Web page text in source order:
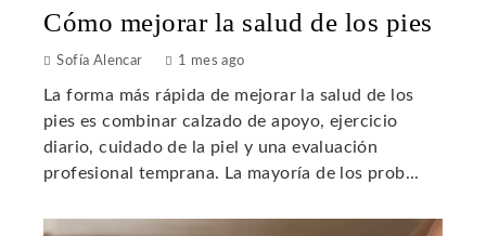
Cómo mejorar la salud de los pies
Sofía Alencar 1 mes ago
La forma más rápida de mejorar la salud de los
pies es combinar calzado de apoyo, ejercicio
diario, cuidado de la piel y una evaluación
profesional temprana. La mayoría de los prob...